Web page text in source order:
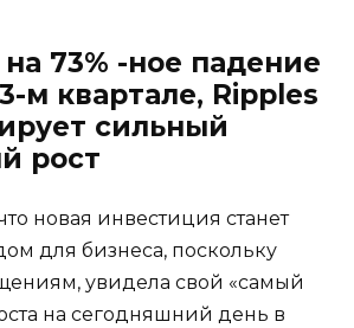
73% -ное падение
м квартале, Ripples
сильный
рост
новая инвестиция станет
для бизнеса, поскольку
увидела свой «самый
на сегодняшний день в